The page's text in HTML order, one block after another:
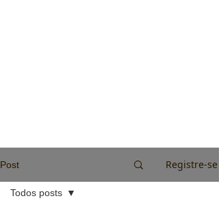
Post Registre-se
Todos posts